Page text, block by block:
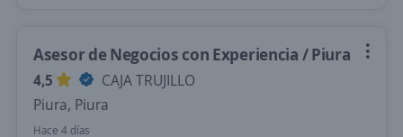
Asesor de Negocios con Experiencia / Piura
4,5
CAJA TRUJILLO
Piura, Piura
Hace 4 días